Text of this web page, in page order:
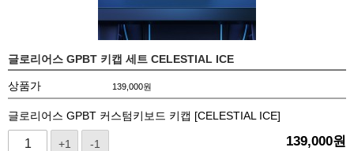
글로리어스 GPBT 키캡 세트 CELESTIAL ICE
상품가 139,000원
글로리어스 GPBT 커스텀키보드 키캡 [CELESTIAL ICE]
+1 -1 139,000원